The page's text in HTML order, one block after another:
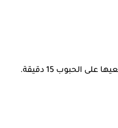
الحبوب 15 دقيقة.